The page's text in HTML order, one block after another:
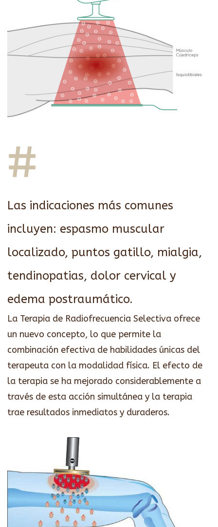
Las indicaciones más comunes
incluyen: espasmo muscular
localizado, puntos gatillo, mialgia,
tendinopatias, dolor cervical y
edema postraumático.
La Terapia de Radiofrecuencia Selectiva ofrece
un nuevo concepto, lo que permite la
combinación efectiva de habilidades únicas del
terapeuta con la modalidad física. El efecto de
la terapia se ha mejorado considerablemente a
través de esta acción simultánea y la terapia
trae resultados inmediatos y duraderos.